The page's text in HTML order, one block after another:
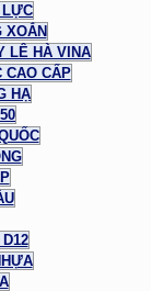
LỰC
XOẮN
LÊ HÀ VINA
CAO CẤP
HẠ